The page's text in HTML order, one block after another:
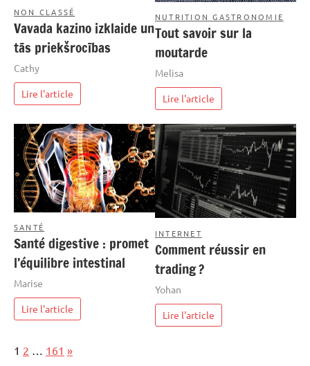
NON CLASSÉ
Vavada kazino izklaide un
tās priekšrocības
Cathy
Lire l'article
NUTRITION GASTRONOMIE
Tout savoir sur la
moutarde
Melisa
Lire l'article
SANTÉ
Santé digestive : promet
l’équilibre intestinal
Marise
Lire l'article
INTERNET
Comment réussir en
trading ?
Yohan
Lire l'article
Page:
1 2 161 Next
»